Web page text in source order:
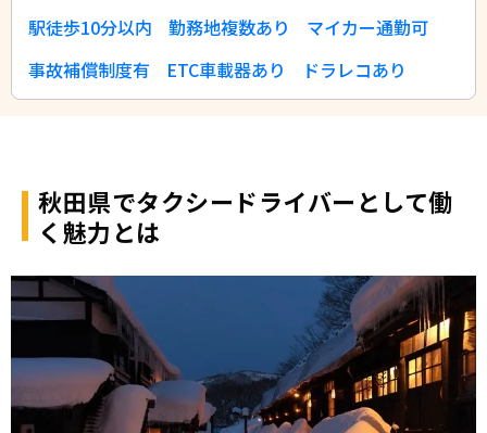
駅徒歩10分以内
勤務地複数あり
マイカー通勤可
事故補償制度有
ETC車載器あり ドラレコあり
秋田県でタクシードライバーとして働
く魅力とは